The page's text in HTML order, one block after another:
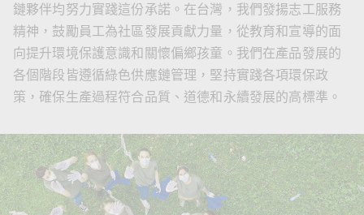
鏈夥伴均努力實踐這份承諾。在台灣，我們發揚志工服務
精神，鼓勵員工為社區發展貢獻力量，從教育和宣導的面
向提升環境保護意識和關懷偏鄉孩童。我們在產品發展的
各個階段皆遵循綠色供應鏈管理，堅持實踐各項環保政
策，確保生產過程符合品質、道德和永續發展的高標準。